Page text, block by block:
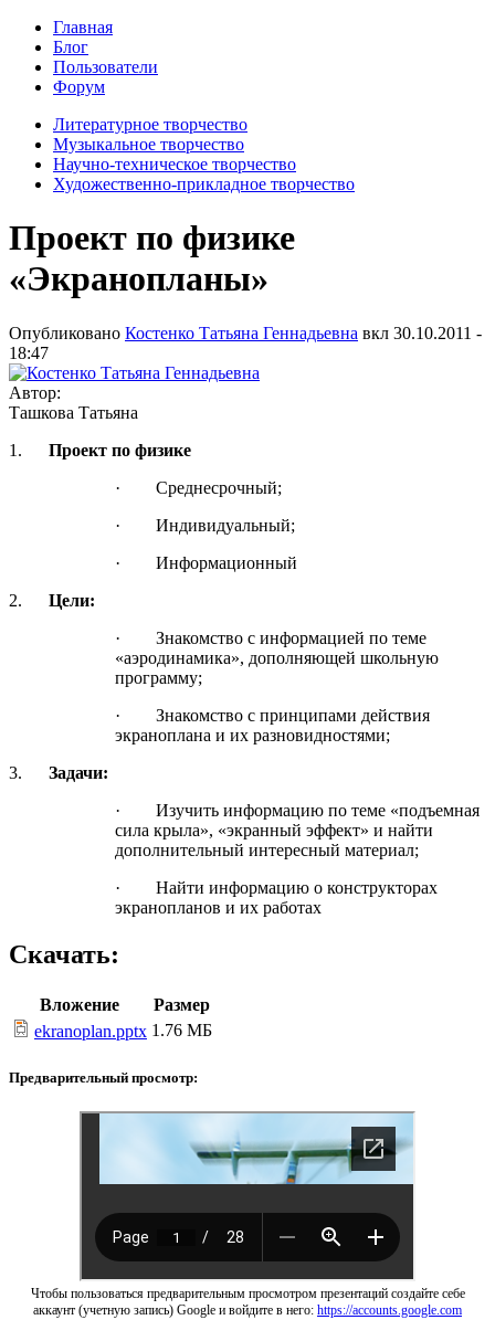
Главная
Блог
Пользователи
Форум
Литературное творчество
Музыкальное творчество
Научно-техническое творчество
Художественно-прикладное творчество
Проект по физике
«Экранопланы»
Опубликовано Костенко Татьяна Геннадьевна вкл 30.10.2011 -
18:47
Автор:
Ташкова Татьяна
1. Проект по физике
· Среднесрочный;
· Индивидуальный;
· Информационный
2. Цели:
· Знакомство с информацией по теме
«аэродинамика», дополняющей школьную
программу;
· Знакомство с принципами действия
экраноплана и их разновидностями;
3. Задачи:
· Изучить информацию по теме «подъемная
сила крыла», «экранный эффект» и найти
дополнительный интересный материал;
· Найти информацию о конструкторах
экранопланов и их работах
Скачать:
Вложение
Размер
ekranoplan.pptx 1.76 МБ
Предварительный просмотр:
Чтобы пользоваться предварительным просмотром презентаций создайте себе
аккаунт (учетную запись) Google и войдите в него: https://accounts.google.com